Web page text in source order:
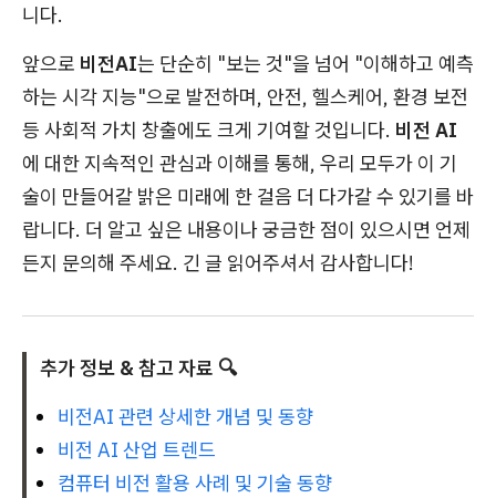
니다.
앞으로 비전AI는 단순히 "보는 것"을 넘어 "이해하고 예측
하는 시각 지능"으로 발전하며, 안전, 헬스케어, 환경 보전
등 사회적 가치 창출에도 크게 기여할 것입니다. 비전 AI
에 대한 지속적인 관심과 이해를 통해, 우리 모두가 이 기
술이 만들어갈 밝은 미래에 한 걸음 더 다가갈 수 있기를 바
랍니다. 더 알고 싶은 내용이나 궁금한 점이 있으시면 언제
든지 문의해 주세요. 긴 글 읽어주셔서 감사합니다!
추가 정보 & 참고 자료 🔍
비전AI 관련 상세한 개념 및 동향
비전 AI 산업 트렌드
컴퓨터 비전 활용 사례 및 기술 동향